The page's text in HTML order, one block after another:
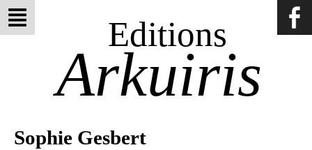
Editions
Arkuiris
Sophie Gesbert